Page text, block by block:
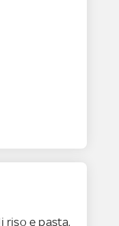
riso e pasta,